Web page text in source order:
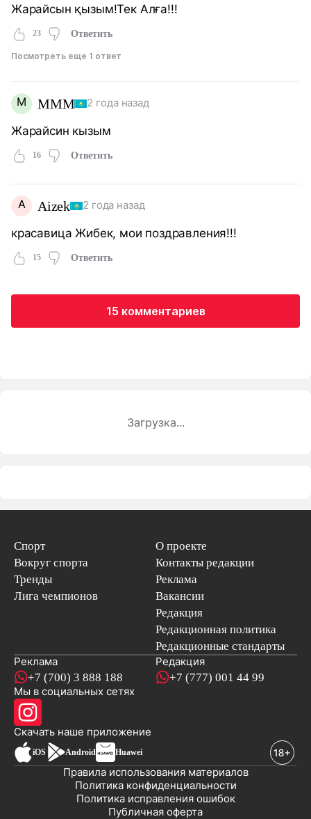
Жарайсын қызым!Тек Алға!!!
23 Ответить
Посмотреть еще 1 ответ
М МММ 2 года назад
Жарайсин кызым
16 Ответить
A Aizek 2 года назад
красавица Жибек, мои поздравления!!!
15 Ответить
15 комментариев
Загрузка...
Спорт
Вокруг спорта
Тренды
Лига чемпионов
О проекте
Контакты редакции
Реклама
Вакансии
Редакция
Редакционная политика
Редакционные стандарты
Реклама
+7 (700) 3 888 188
Редакция
+7 (777) 001 44 99
Мы в социальных сетях
Скачать наше приложениеновостей
iOS Android Huawei
Публичная оферта
Политика исправления ошибок
Политика конфиденциальности
Правила использования материалов